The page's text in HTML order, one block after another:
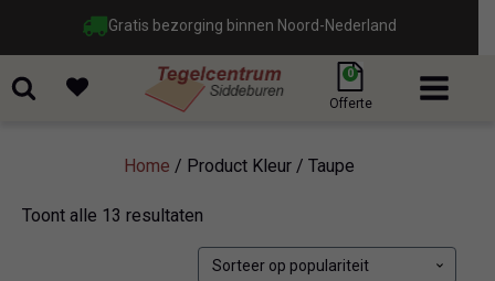
Gratis bezorging binnen Noord-Nederland
0
Offerte
Home / Product Kleur / Taupe
Toont alle 13 resultaten
op
populariteit